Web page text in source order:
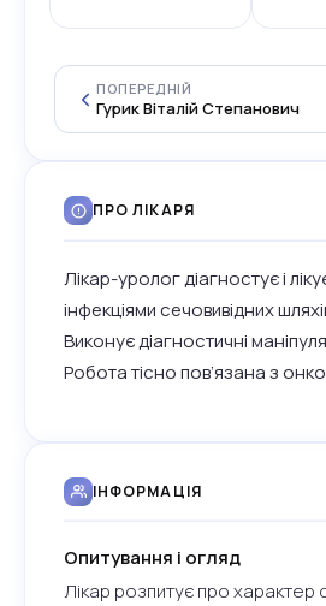
ПОПЕРЕДНІЙ
Гурик Віталій Степанович
ПРО ЛІКАРЯ
Лікар-уролог діагностує і
інфекціями сечовивідних
Виконує діагностичні
Робота тісно пов’язана з
ІНФОРМАЦІЯ
Опитування і огляд
Лікар розпитує про